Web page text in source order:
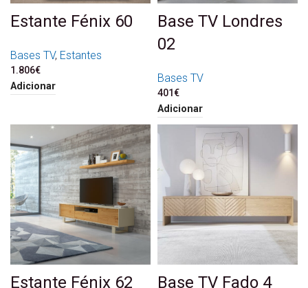
Estante Fénix 60
Bases TV, Estantes
1.806€
Adicionar
Base TV Londres
02
Bases TV
401€
Adicionar
Estante Fénix 62
Base TV Fado 4